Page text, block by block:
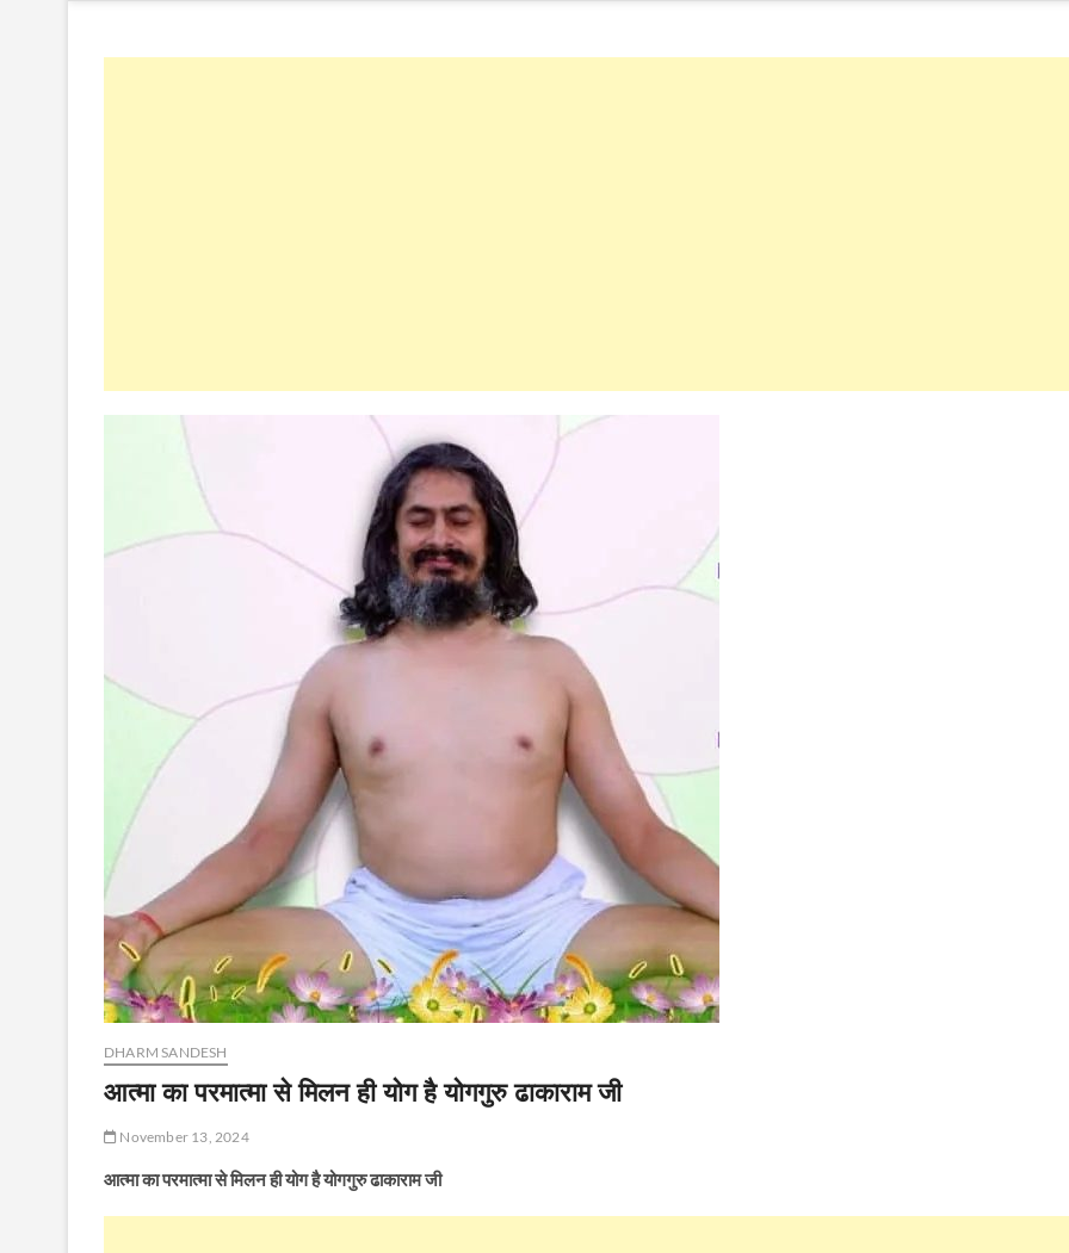
DHARM SANDESH
आत्मा का परमात्मा से मिलन ही योग है योगगुरु ढाकाराम जी
November 13, 2024
आत्मा का परमात्मा से मिलन ही योग है योगगुरु ढाकाराम जी